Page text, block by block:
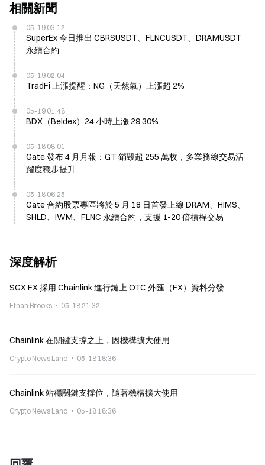
相關新聞
05-19 03:12
SuperEx 今日推出 CBRSUSDT、FLNCUSDT、DRAMUSDT
永續合約
05-19 02:04
TradFi 上漲提醒：NG（天然氣）上漲超 2%
05-19 01:48
BDX（Beldex）24 小時上漲 29.30%
05-18 08:01
Gate 發布 4 月月報：GT 銷毀超 255 萬枚，多業務線交易活
躍度穩步提升
05-18 06:25
Gate 合約股票專區將於 5 月 18 日首發上線 DRAM、HIMS、
SHLD、IWM、FLNC 永續合約，支援 1-20 倍槓桿交易
深度解析
SGX FX 採用 Chainlink 進行鏈上 OTC 外匯（FX）資料分發
Ethan Brooks 05-18 21:32
Chainlink 在關鍵支撐之上，因機構擴大使用
Crypto News Land 05-18 18:36
Chainlink 站穩關鍵支撐位，隨著機構擴大使用
Crypto News Land 05-18 18:36